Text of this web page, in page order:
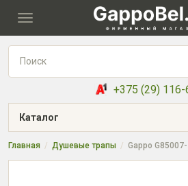
Toggle
+375 (29)
Каталог
Главная Душевые трапы Gappo